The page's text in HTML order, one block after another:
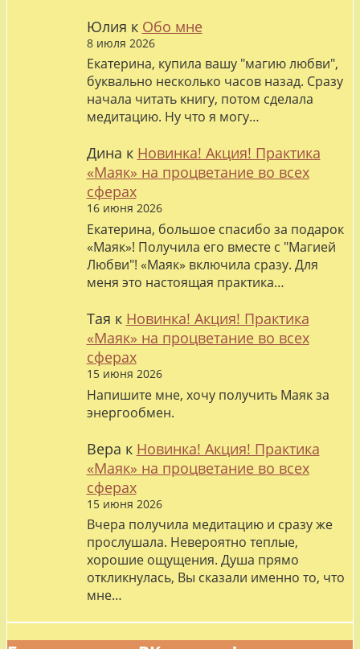
Юлия к Обо мне
8 июля 2026
Екатерина, купила вашу "магию любви",
буквально несколько часов назад. Сразу
начала читать книгу, потом сделала
медитацию. Ну что я могу…
Дина к Новинка! Акция! Практика
«Маяк» на процветание во всех
сферах
16 июня 2026
Екатерина, большое спасибо за подарок
«Маяк»! Получила его вместе с "Магией
Любви"! «Маяк» включила сразу. Для
меня это настоящая практика…
Тая к Новинка! Акция! Практика
«Маяк» на процветание во всех
сферах
15 июня 2026
Напишите мне, хочу получить Маяк за
энергообмен.
Вера к Новинка! Акция! Практика
«Маяк» на процветание во всех
сферах
15 июня 2026
Вчера получила медитацию и сразу же
прослушала. Невероятно теплые,
хорошие ощущения. Душа прямо
откликнулась, Вы сказали именно то, что
мне…